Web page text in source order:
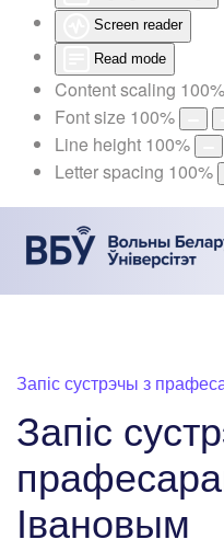
Screen reader
Read mode
Content scaling 100%
Font size 100%
Line height 100%
Letter spacing 100%
Запіс сустрэчы з
Запіс
Івановым